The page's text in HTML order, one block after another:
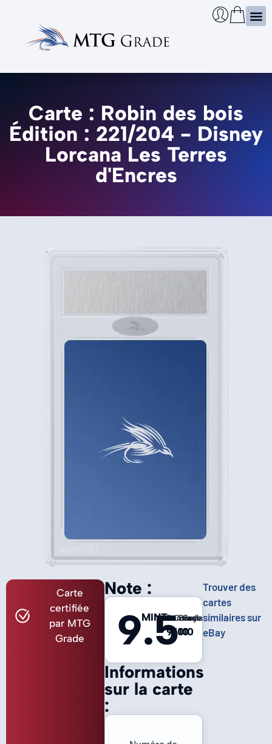
Carte : Robin des bois
Édition : 221/204 - Disney
Lorcana Les Terres
d'Encres
Carte
certifiée
par MTG
Grade
Informations
sur la carte
:
Note :
9.5
MINTCentrage
9
Coins
10
Bords
10
Surface
10
Trouver des
cartes
similaires sur
eBay